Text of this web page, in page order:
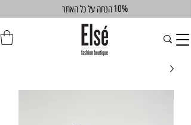
הנחה על כל האתר10%